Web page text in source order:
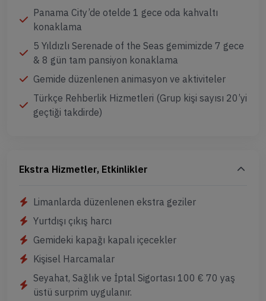
Panama City’de otelde 1 gece oda kahvaltı
konaklama
5 Yıldızlı Serenade of the Seas gemimizde 7 gece
& 8 gün tam pansiyon konaklama
Gemide düzenlenen animasyon ve aktiviteler
Türkçe Rehberlik Hizmetleri (Grup kişi sayısı 20’yi
geçtiği takdirde)
Ekstra Hizmetler, Etkinlikler
Limanlarda düzenlenen ekstra geziler
Yurtdışı çıkış harcı
Gemideki kapağı kapalı içecekler
Kişisel Harcamalar
Seyahat, Sağlık ve İptal Sigortası 100 € 70 yaş
üstü surprim uygulanır.